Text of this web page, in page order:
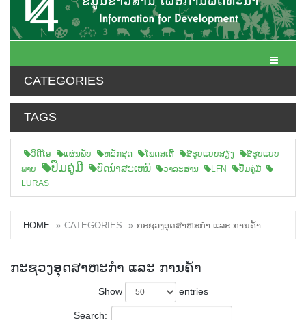
Toggle
CATEGORIES
TAGS
ວິດີໂອ ແຜ່ນພັບ ຫລັກສູດ ໂພດສເຕີ້ ສືຮູບແບບສຽງ
ສື່ຮູບແບບ
ພາບ
ປື້ມຄູ່ມື ບົດນຳສະເຫນີ ວາລະສານ LFN
ປື້ມຄູ່ມື
LURAS
HOME CATEGORIES ກະຊວງອຸດສາຫະກຳ ແລະ ການຄ້າ
ກະຊວງອຸດສາຫະກຳ ແລະ ການຄ້າ
Show entries
Search: